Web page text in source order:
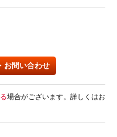
お問い合わせ
場合がございます。詳しくはお